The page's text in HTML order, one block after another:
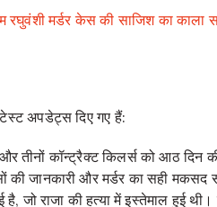
रघुवंशी मर्डर केस की साजिश का काला
अपडेट्स दिए गए हैं:
तीनों कॉन्ट्रैक्ट किलर्स को आठ दिन
की जानकारी और मर्डर का सही
जो राजा की हत्या में इस्तेमाल हुई